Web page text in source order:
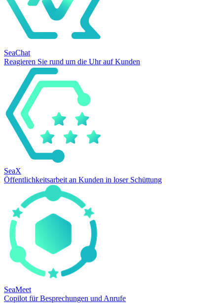
SeaChat
Reagieren Sie rund um die Uhr auf Kunden
SeaX
Öffentlichkeitsarbeit an Kunden in loser Schüttung
SeaMeet
Copilot für Besprechungen und Anrufe